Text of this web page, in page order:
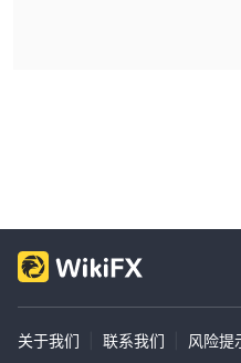
关于我们 联系我们 风险提